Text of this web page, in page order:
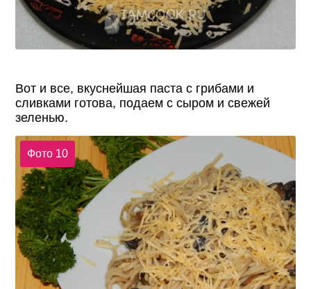
Вот и все, вкуснейшая паста с грибами и
сливками готова, подаем с сыром и свежей
зеленью.
Фото 10